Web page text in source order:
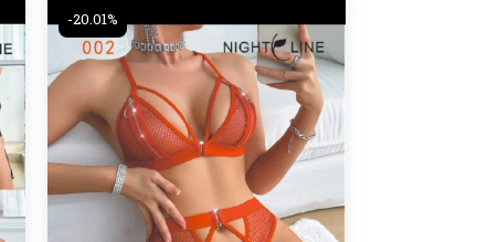
-20.01%